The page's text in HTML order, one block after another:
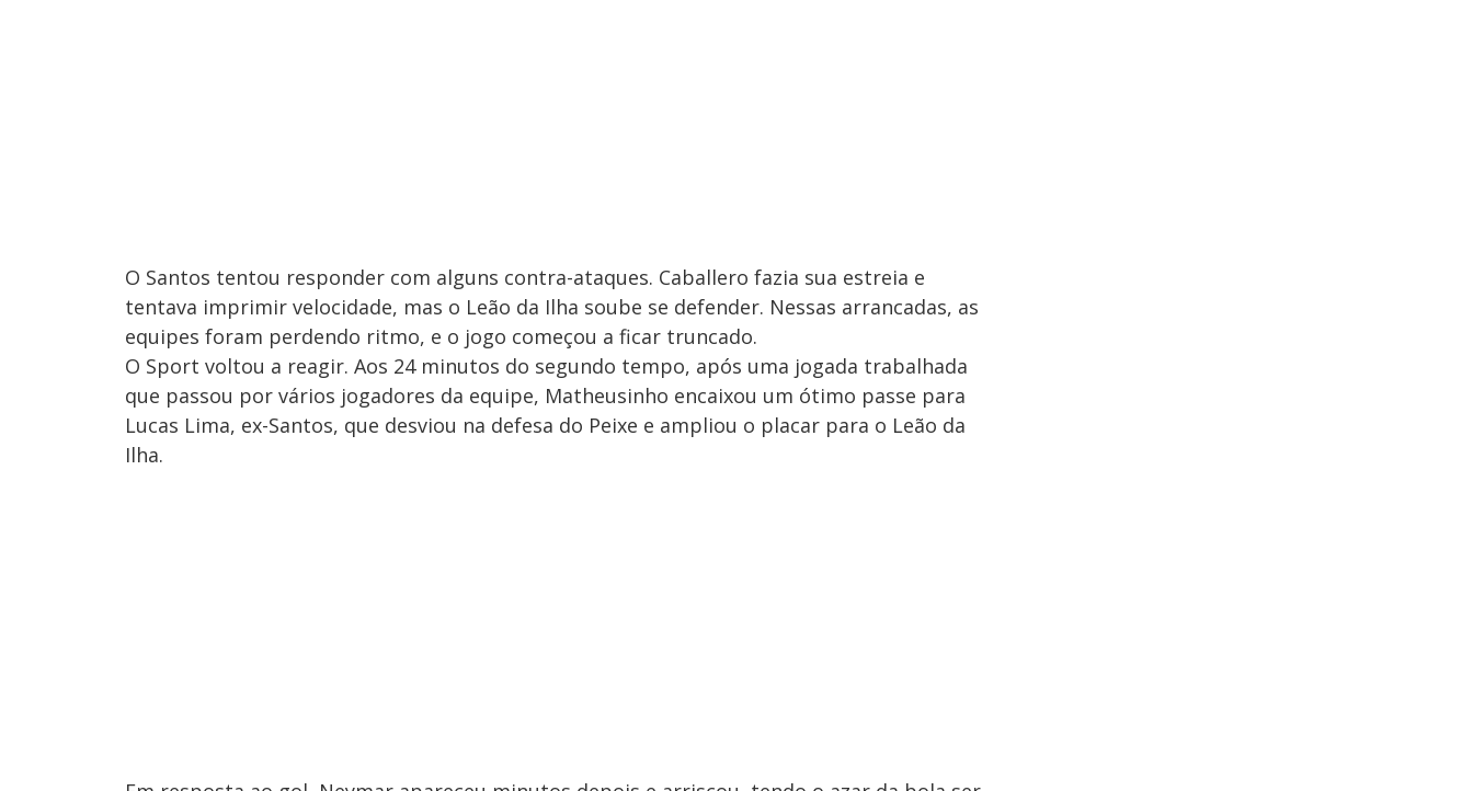
O Santos tentou responder com alguns contra-ataques. Caballero fazia sua estreia e
tentava imprimir velocidade, mas o Leão da Ilha soube se defender. Nessas arrancadas, as
equipes foram perdendo ritmo, e o jogo começou a ficar truncado.
O Sport voltou a reagir. Aos 24 minutos do segundo tempo, após uma jogada trabalhada
que passou por vários jogadores da equipe, Matheusinho encaixou um ótimo passe para
Lucas Lima, ex-Santos, que desviou na defesa do Peixe e ampliou o placar para o Leão da
Ilha.